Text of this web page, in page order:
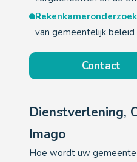
van gemeentelijk
Contact
Dienstverlening,
Imago
Hoe wordt uw